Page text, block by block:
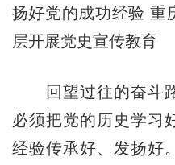
扬好党的成功经验 重
层开展党史宣传教育
回望过往的奋斗路
必须把党的历史学习
经验传承好、发扬好